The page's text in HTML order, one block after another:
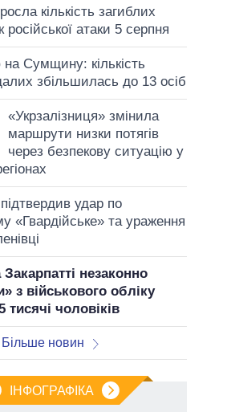
кількість загиблих
російської атаки 5 серпня
Сумщину: кількість
збільшилась до 13 осіб
«Укрзалізниця» змінила
маршрути низки потягів
через безпекову ситуацію у
удар по
«Гвардійське» та ураження
незаконно
з військового обліку
тисячі чоловіків
Більше новин
ІНФОГРАФІКА